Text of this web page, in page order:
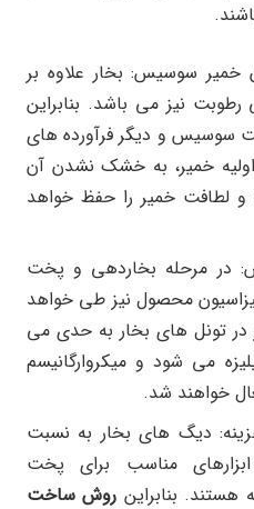
سوسیس: بخار علاوه بر
رطوبت نیز می باشد. بنابراین
سوسیس و دیگر فرآورده های
خمیر، به خشک نشدن آن
لطافت خمیر را حفظ خواهد
در مرحله بخاردهی و پخت
محصول نیز طی خواهد
در تونل های بخار به حدی می
می شود و میکروارگانیسم
خواهند شد.
دیگ های بخار به نسبت
مناسب برای پخت
بنابراین روش ساخت